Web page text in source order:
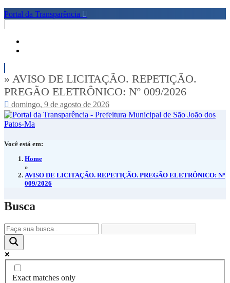
Portal da Transparência
» AVISO DE LICITAÇÃO. REPETIÇÃO.
PREGÃO ELETRÔNICO: Nº 009/2026
domingo, 9 de agosto de 2026
Você está em:
Home
»
AVISO DE LICITAÇÃO. REPETIÇÃO. PREGÃO ELETRÔNICO: Nº
009/2026
Busca
Exact matches only